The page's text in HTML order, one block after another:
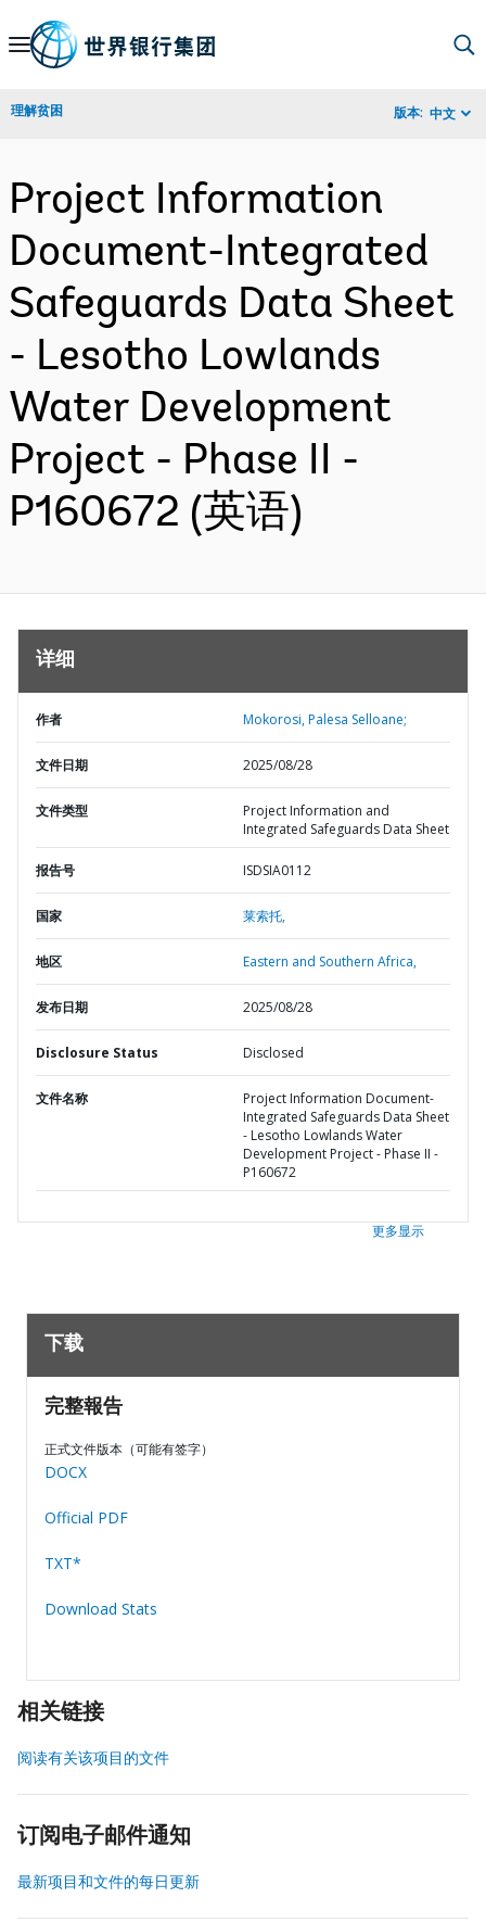
Skip
Navigation
理解贫困 版本: 中文
Project Information
Document-Integrated
Safeguards Data Sheet
- Lesotho Lowlands
Water Development
Project - Phase II -
P160672 (英语)
详细
作者 Mokorosi, Palesa Selloane;
文件日期 2025/08/28
文件类型
Project Information and
Integrated Safeguards Data Sheet
报告号 ISDSIA0112
国家 莱索托,
地区 Eastern and Southern Africa,
发布日期 2025/08/28
Disclosure Status Disclosed
文件名称
Project Information Document-
Integrated Safeguards Data Sheet
- Lesotho Lowlands Water
Development Project - Phase II -
P160672
更多显示
下载
完整報告
正式文件版本（可能有签字）
DOCX
Official PDF
TXT*
Download Stats
相关链接
阅读有关该项目的文件
订阅电子邮件通知
最新项目和文件的每日更新